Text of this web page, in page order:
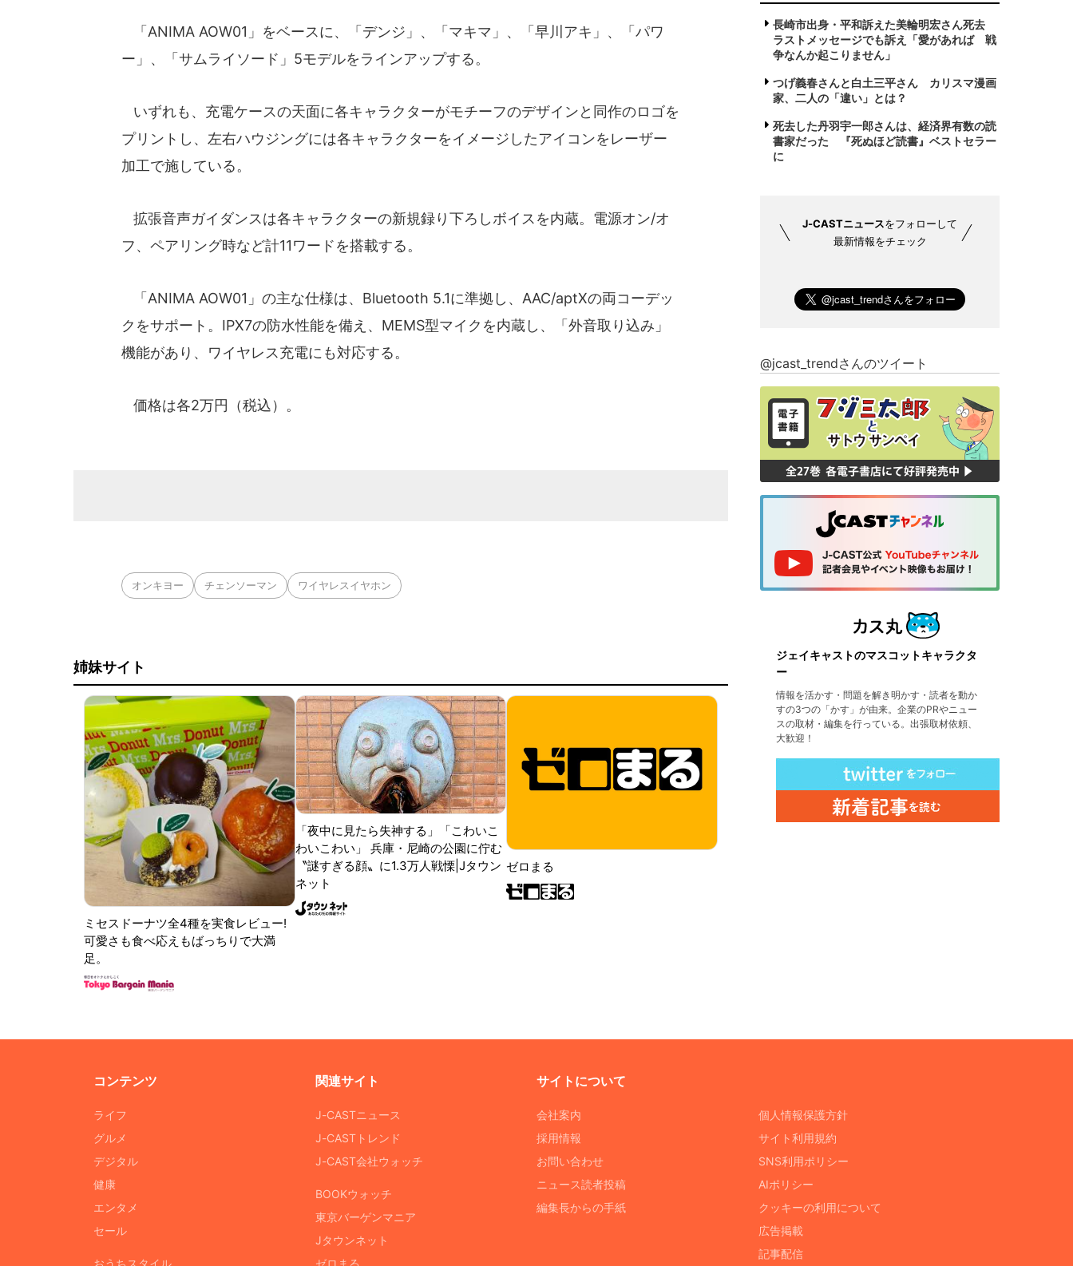
「ANIMA AOW01」をベースに、「デンジ」、「マキマ」、「早川アキ」、「パワ
ー」、「サムライソード」5モデルをラインアップする。
いずれも、充電ケースの天面に各キャラクターがモチーフのデザインと同作のロゴを
プリントし、左右ハウジングには各キャラクターをイメージしたアイコンをレーザー
加工で施している。
拡張音声ガイダンスは各キャラクターの新規録り下ろしボイスを内蔵。電源オン/オ
フ、ペアリング時など計11ワードを搭載する。
「ANIMA AOW01」の主な仕様は、Bluetooth 5.1に準拠し、AAC/aptXの両コーデッ
クをサポート。IPX7の防水性能を備え、MEMS型マイクを内蔵し、「外音取り込み」
機能があり、ワイヤレス充電にも対応する。
価格は各2万円（税込）。
オンキヨー チェンソーマン ワイヤレスイヤホン
姉妹サイト
ミセスドーナツ全4種を実食レビュー!
可愛さも食べ応えもばっちりで大満
足。
「夜中に見たら失神する」「こわいこ
わいこわい」 兵庫・尼崎の公園に佇む
〝謎すぎる顔〟に1.3万人戦慄|Jタウン
ネット
ゼロまる
長崎市出身・平和訴えた美輪明宏さん死去
ラストメッセージでも訴え「愛があれば 戦
争なんか起こりません」
つげ義春さんと白土三平さん カリスマ漫画
家、二人の「違い」とは？
死去した丹羽宇一郎さんは、経済界有数の読
書家だった 『死ぬほど読書』ベストセラー
に
J-CASTニュースをフォローして
最新情報をチェック
@jcast_trendさんのツイート
ジェイキャストのマスコットキャラクタ
ー
情報を活かす・問題を解き明かす・読者を動か
すの3つの「かす」が由来。企業のPRやニュー
スの取材・編集を行っている。出張取材依頼、
大歓迎！
コンテンツ
ライフ
グルメ
デジタル
健康
エンタメ
セール
おうちスタイル
関連サイト
J-CASTニュース
J-CASTトレンド
J-CAST会社ウォッチ
BOOKウォッチ
東京バーゲンマニア
Jタウンネット
ゼロまる
サイトについて
会社案内
採用情報
お問い合わせ
ニュース読者投稿
編集長からの手紙
個人情報保護方針
サイト利用規約
SNS利用ポリシー
AIポリシー
クッキーの利用について
広告掲載
記事配信